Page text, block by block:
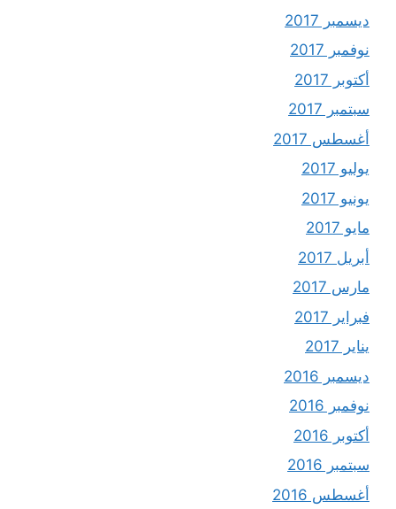
ديسمبر 2017
نوفمبر 2017
أكتوبر 2017
سبتمبر 2017
أغسطس 2017
يوليو 2017
يونيو 2017
مايو 2017
أبريل 2017
مارس 2017
فبراير 2017
يناير 2017
ديسمبر 2016
نوفمبر 2016
أكتوبر 2016
سبتمبر 2016
أغسطس 2016